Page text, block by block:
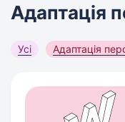
Адаптація
Усі Адаптація